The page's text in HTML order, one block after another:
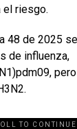
el riesgo.
48 de 2025
de influenza,
TO CONTINUE